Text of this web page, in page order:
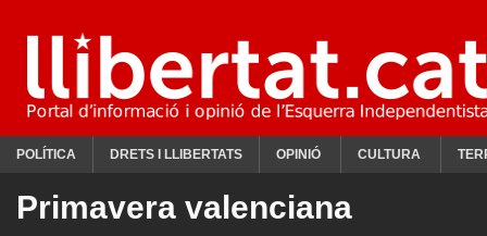
POLÍTICA DRETS I LLIBERTATS OPINIÓ CULTURA
Primavera valenciana